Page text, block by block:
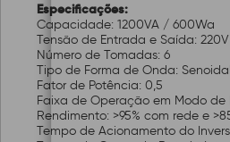
Especificações:
Capacidade: 1200VA / 600Wa
Tensão de Entrada e Saída:
Número de Tomadas: 6
Tipo de Forma de Onda:
Fator de Potência: 0,5
Faixa de Operação em Modo de
Rendimento: >95% com rede e
Tempo de Acionamento do